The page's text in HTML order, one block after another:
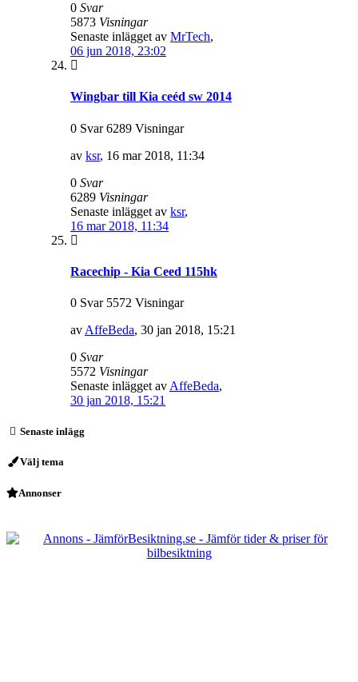
0 Svar
5873 Visningar
Senaste inlägget av MrTech,
06 jun 2018, 23:02
Wingbar till Kia ceéd sw 2014
0 Svar 6289 Visningar
av ksr, 16 mar 2018, 11:34
0 Svar
6289 Visningar
Senaste inlägget av ksr,
16 mar 2018, 11:34
Racechip - Kia Ceed 115hk
0 Svar 5572 Visningar
av AffeBeda, 30 jan 2018, 15:21
0 Svar
5572 Visningar
Senaste inlägget av AffeBeda,
30 jan 2018, 15:21
Senaste inlägg
Välj tema
Annonser